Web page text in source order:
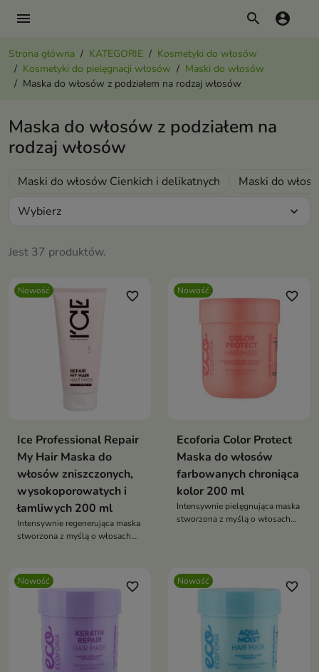
menu search account_circle
Strona główna KATEGORIE
Kosmetyki do włosów
Kosmetyki do pielęgnacji włosów
Maski do włosów
Maska do włosów z podziałem na rodzaj włosów
Maska do włosów z podziałem na
rodzaj włosów
Maski do włosów Cienkich i delikatnych Maski do
Jest 37 produktów.
Wybierz expand_more
Nowość favorite_border
Ice Professional Repair
My Hair Maska do
włosów zniszczonych,
wysokoporowatych i
łamliwych 200 ml
Intensywnie regenerująca maska
stworzona z myślą o włosach
Nowość favorite_border
Ecoforia Color Protect
Maska do włosów
farbowanych chroniąca
kolor 200 ml
Intensywnie pielęgnująca maska
stworzona z myślą o włosach
Nowość favorite_border Nowość favorite_border